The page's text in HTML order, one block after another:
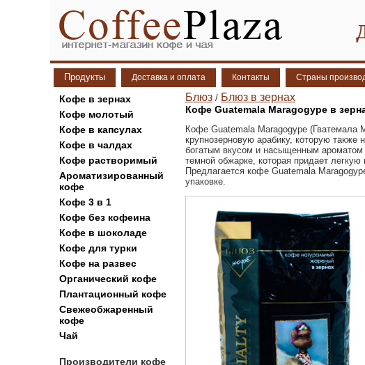
Продукты Доставка и оплата Контакты Страны
Кофе в зернах
Кофе молотый
Кофе в капсулах
Кофе в чалдах
Кофе растворимый
Ароматизированный
кофе
Кофе 3 в 1
Кофе без кофеина
Кофе в шоколаде
Кофе для турки
Кофе на развес
Органический кофе
Плантационный кофе
Свежеобжаренный
кофе
Чай
Производители кофе
Блюз / Блюз в зернах
Кофе Guatemala Maragogype в
Кофе Guatemala Maragogype (Гватемала
крупнозерновую арабику, которую также
богатым вкусом и насыщенным ароматом
темной обжарке, которая придает
Предлагается кофе Guatemala
упаковке.